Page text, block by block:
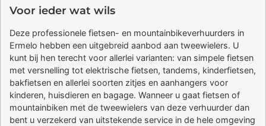
Voor ieder wat wils
Deze professionele fietsen- en mountainbikeverhuurders in
Ermelo hebben een uitgebreid aanbod aan tweewielers. U
kunt bij hen terecht voor allerlei varianten: van simpele fietsen
met versnelling tot elektrische fietsen, tandems, kinderfietsen,
bakfietsen en allerlei soorten zitjes en aanhangers voor
kinderen, huisdieren en bagage. Wanneer u gaat fietsen of
mountainbiken met de tweewielers van deze verhuurder dan
bent u verzekerd van uitstekende service in de hele omgeving